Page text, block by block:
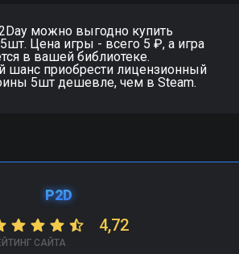
можно выгодно купить
Цена игры - всего 5 ₽, а игра
в вашей библиотеке.
шанс приобрести лицензионный
5шт дешевле, чем в Steam.
P2D
4,72
САЙТА